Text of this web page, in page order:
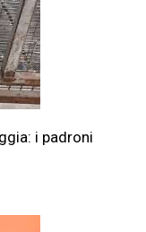
i padroni